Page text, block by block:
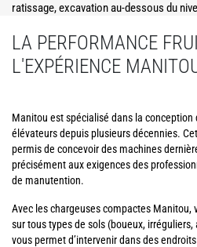
ratissage, excavation au-dessous du
LA PERFORMANCE
L'EXPÉRIENCE
Manitou est spécialisé dans la
élévateurs depuis plusieurs décennies.
permis de concevoir des machines
précisément aux exigences des
de manutention.
Avec les chargeuses compactes Manitou,
sur tous types de sols (boueux,
vous permet d’intervenir dans des